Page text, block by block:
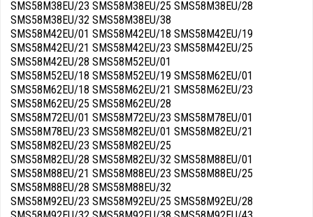
SMS58M38EU/23 SMS58M38EU/25 SMS58M38EU/28
SMS58M38EU/32 SMS58M38EU/38
SMS58M42EU/01 SMS58M42EU/18 SMS58M42EU/19
SMS58M42EU/21 SMS58M42EU/23 SMS58M42EU/25
SMS58M42EU/28 SMS58M52EU/01
SMS58M52EU/18 SMS58M52EU/19 SMS58M62EU/01
SMS58M62EU/18 SMS58M62EU/21 SMS58M62EU/23
SMS58M62EU/25 SMS58M62EU/28
SMS58M72EU/01 SMS58M72EU/23 SMS58M78EU/01
SMS58M78EU/23 SMS58M82EU/01 SMS58M82EU/21
SMS58M82EU/23 SMS58M82EU/25
SMS58M82EU/28 SMS58M82EU/32 SMS58M88EU/01
SMS58M88EU/21 SMS58M88EU/23 SMS58M88EU/25
SMS58M88EU/28 SMS58M88EU/32
SMS58M92EU/23 SMS58M92EU/25 SMS58M92EU/28